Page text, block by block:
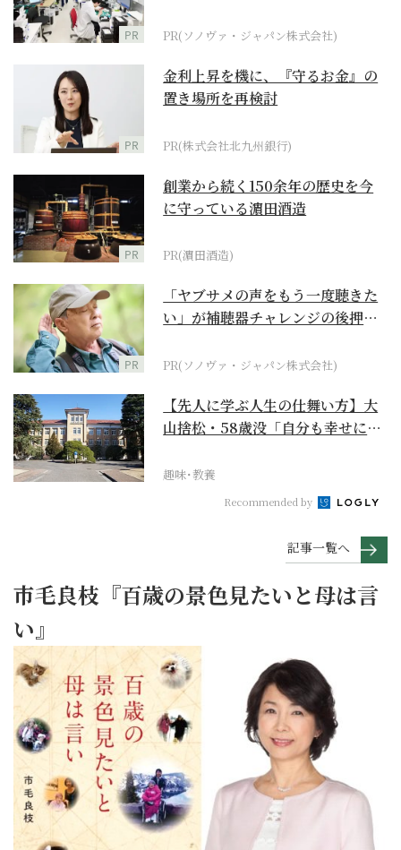
PR PR(ソノヴァ・ジャパン株式会社)
PR
金利上昇を機に、『守るお金』の
置き場所を再検討
PR(株式会社北九州銀行)
PR
創業から続く150余年の歴史を今
に守っている濵田酒造
PR(濵田酒造)
PR
「ヤブサメの声をもう一度聴きた
い」が補聴器チャレンジの後押し
PR(ソノヴァ・ジャパン株式会社)
【先人に学ぶ人生の仕舞い方】大
山捨松・58歳没「自分も幸せにな
趣味･教養
Recommended by
記事一覧へ
市毛良枝『百歳の景色見たいと母は言
い』